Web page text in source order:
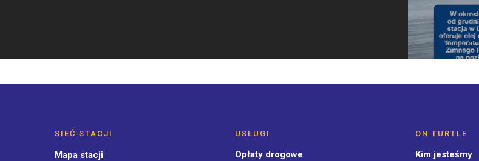
SIEĆ STACJI
Mapa stacji
USŁUGI
Opłaty drogowe
ON TURTLE
Kim jesteśmy